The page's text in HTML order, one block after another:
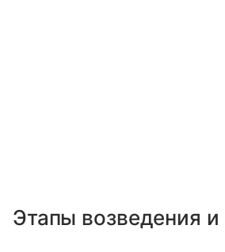
Этапы возведения